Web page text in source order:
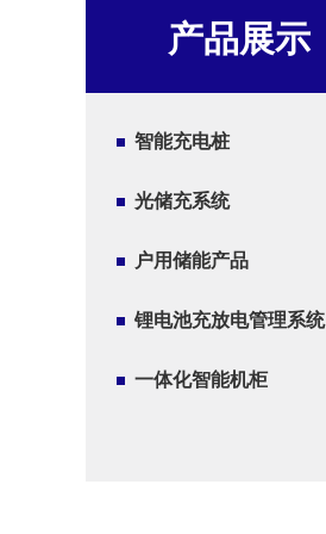
产品展示
智能充电桩
光储充系统
户用储能产品
锂电池充放电管理系统
一体化智能机柜